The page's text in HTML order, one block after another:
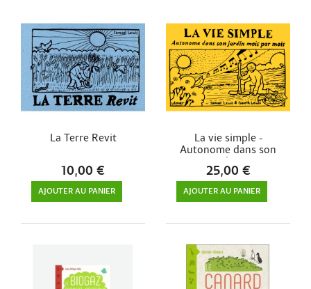
La Terre Revit
10,00 €
AJOUTER AU PANIER
La vie simple -
Autonome dans son
jardin...
25,00 €
AJOUTER AU PANIER